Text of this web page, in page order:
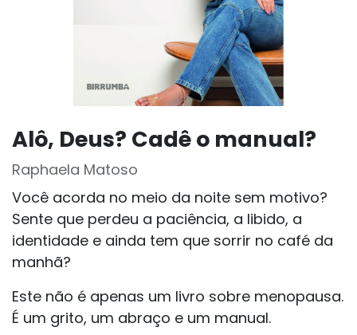
Alô, Deus? Cadê o manual?
Raphaela Matoso
Você acorda no meio da noite sem motivo?
Sente que perdeu a paciência, a libido, a
identidade e ainda tem que sorrir no café da
manhã?
Este não é apenas um livro sobre menopausa.
É um grito, um abraço e um manual.